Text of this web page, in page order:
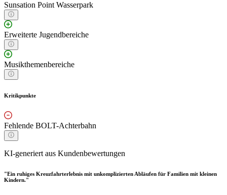
Sunsation Point Wasserpark
Erweiterte Jugendbereiche
Musikthemenbereiche
Kritikpunkte
Fehlende BOLT-Achterbahn
KI-generiert aus Kundenbewertungen
"Ein ruhiges Kreuzfahrterlebnis mit unkomplizierten Abläufen für Familien mit kleinen
Kindern."